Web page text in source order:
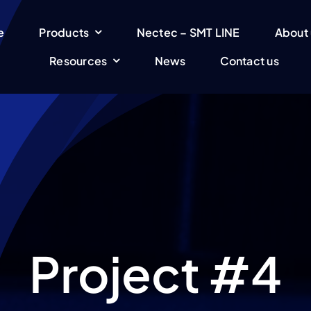
Products Nectec – SMT LINE
About
Resources
News Contact us
Products Nectec – SMT LINE
About
Resources
News Contact us
Project #4